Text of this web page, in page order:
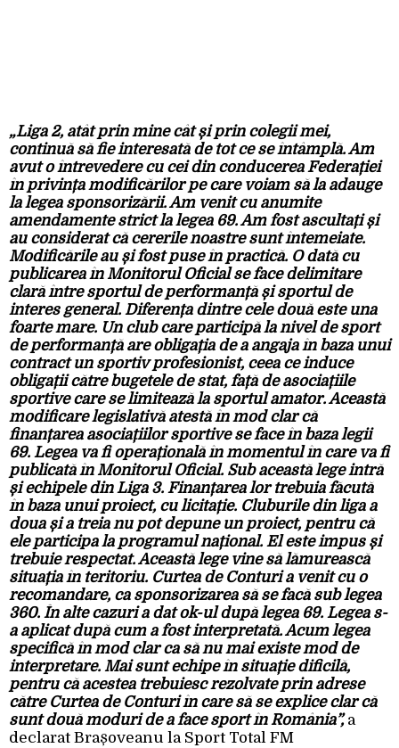
„Liga 2, atât prin mine cât și prin colegii mei,
continuă să fie interesată de tot ce se întâmplă. Am
avut o întrevedere cu cei din conducerea Federației
în privința modificărilor pe care voiam să la adauge
la legea sponsorizării. Am venit cu anumite
amendamente strict la legea 69. Am fost ascultați și
au considerat că cererile noastre sunt întemeiate.
Modificările au și fost puse în practică. O dată cu
publicarea în Monitorul Oficial se face delimitare
clară între sportul de performanță și sportul de
interes general. Diferența dintre cele două este una
foarte mare. Un club care participă la nivel de sport
de performanță are obligația de a angaja în baza unui
contract un sportiv profesionist, ceea ce induce
obligații către bugetele de stat, față de asociațiile
sportive care se limitează la sportul amator. Această
modificare legislativă atestă în mod clar că
finanțarea asociațiilor sportive se face în baza legii
69. Legea va fi operațională în momentul în care va fi
publicată în Monitorul Oficial. Sub această lege intră
și echipele din Liga 3. Finanțarea lor trebuia făcută
în baza unui proiect, cu licitație. Cluburile din liga a
doua și a treia nu pot depune un proiect, pentru că
ele participa la programul național. El este impus și
trebuie respectat. Această lege vine să lămurească
situația în teritoriu. Curtea de Conturi a venit cu o
recomandare, ca sponsorizarea să se facă sub legea
360. În alte cazuri a dat ok-ul după legea 69. Legea s-
a aplicat după cum a fost interpretată. Acum legea
specifică în mod clar ca să nu mai existe mod de
interpretare. Mai sunt echipe în situație dificilă,
pentru că acestea trebuiesc rezolvate prin adrese
către Curtea de Conturi în care să se explice clar că
sunt două moduri de a face sport în România”,a
declarat Brașoveanu la Sport Total FM